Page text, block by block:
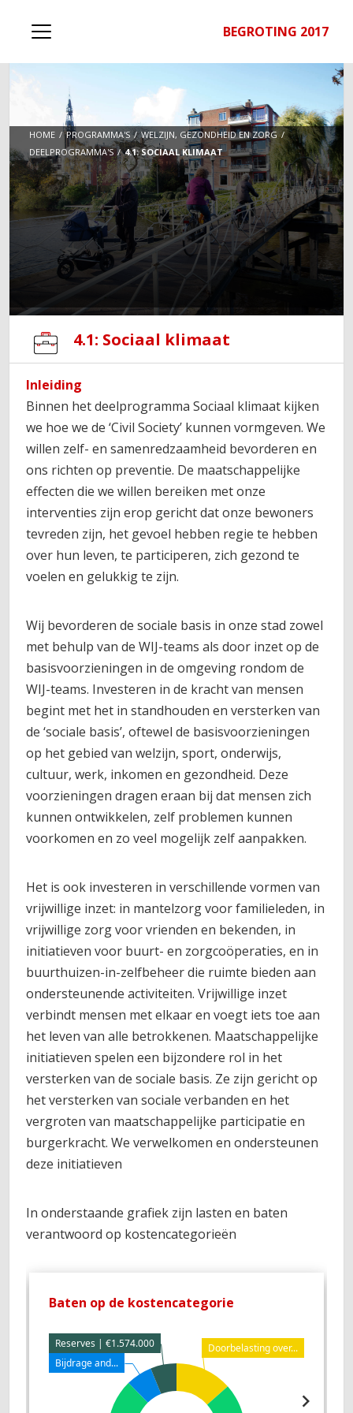
BEGROTING 2017
HOME PROGRAMMA'S
WELZIJN, GEZONDHEID EN ZORG
DEELPROGRAMMA'S
4.1: SOCIAAL KLIMAAT
4.1: Sociaal klimaat
Inleiding
Binnen het deelprogramma Sociaal klimaat kijken
we hoe we de ‘Civil Society’ kunnen vormgeven. We
willen zelf- en samenredzaamheid bevorderen en
ons richten op preventie. De maatschappelijke
effecten die we willen bereiken met onze
interventies zijn erop gericht dat onze bewoners
tevreden zijn, het gevoel hebben regie te hebben
over hun leven, te participeren, zich gezond te
voelen en gelukkig te zijn.
Wij bevorderen de sociale basis in onze stad zowel
met behulp van de WIJ-teams als door inzet op de
basisvoorzieningen in de omgeving rondom de
WIJ-teams. Investeren in de kracht van mensen
begint met het in standhouden en versterken van
de ‘sociale basis’, oftewel de basisvoorzieningen
op het gebied van welzijn, sport, onderwijs,
cultuur, werk, inkomen en gezondheid. Deze
voorzieningen dragen eraan bij dat mensen zich
kunnen ontwikkelen, zelf problemen kunnen
voorkomen en zo veel mogelijk zelf aanpakken.
Het is ook investeren in verschillende vormen van
vrijwillige inzet: in mantelzorg voor familieleden, in
vrijwillige zorg voor vrienden en bekenden, in
initiatieven voor buurt- en zorgcoöperaties, en in
buurthuizen-in-zelfbeheer die ruimte bieden aan
ondersteunende activiteiten. Vrijwillige inzet
verbindt mensen met elkaar en voegt iets toe aan
het leven van alle betrokkenen. Maatschappelijke
initiatieven spelen een bijzondere rol in het
versterken van de sociale basis. Ze zijn gericht op
het versterken van sociale verbanden en het
vergroten van maatschappelijke participatie en
burgerkracht. We verwelkomen en ondersteunen
deze initiatieven
In onderstaande grafiek zijn lasten en baten
verantwoord op kostencategorieën
Baten op de kostencategorie
Doorbelasting over...
Bijdrage and...
Reserves | €1.574.000